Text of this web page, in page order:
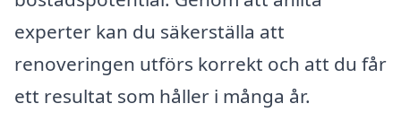
experter kan du säkerställa att
renoveringen utförs korrekt och att du får
ett resultat som håller i många år.